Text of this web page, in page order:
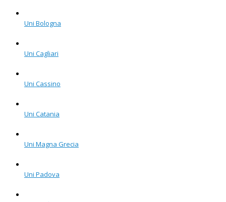
Uni Bologna
Uni Cagliari
Uni Cassino
Uni Catania
Uni Magna Grecia
Uni Padova